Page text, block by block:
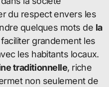
du respect envers les
quelques mots de la
grandement les
les habitants locaux.
traditionnelle, riche
non seulement de